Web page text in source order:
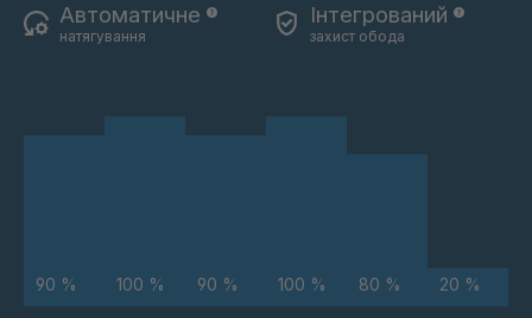
Автоматичне
натягування
Інтегрований
захист обода
90 % 100 % 90 % 100 % 80 % 20 %